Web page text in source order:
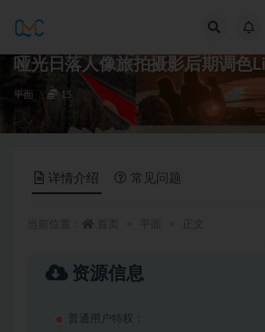
哑光日落人像旅拍摄影后期调色
平面 15
详情介绍 常见问题
资源信息
普通用户特权：